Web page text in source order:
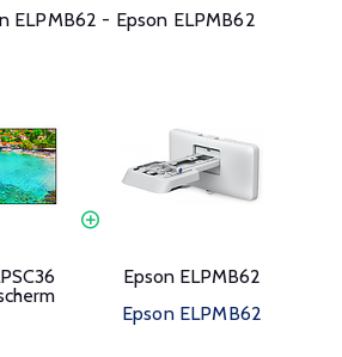
ELPMB62 - Epson ELPMB62
Epson ELPMB62
Epson ELPMB62